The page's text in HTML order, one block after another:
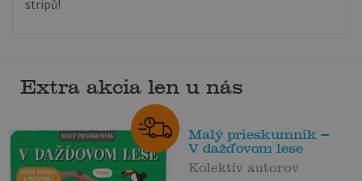
stripů!
Extra akcia len u nás
Malý prieskumník –
V dažďovom lese
Kolektív autorov